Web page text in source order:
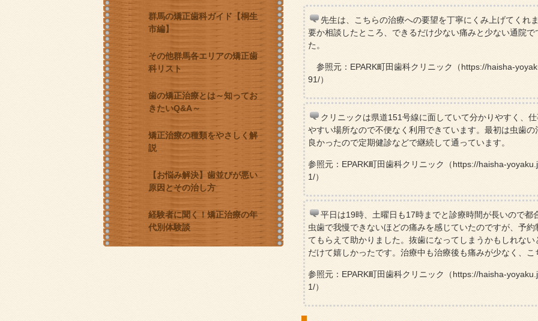
先生は、こちらの治療への要望を丁寧にくみ上げてくれ
要か相談したところ、できるだけ少ない痛みと少ない通院
た。
参照元：EPARK町田歯科クリニック（https://haisha-
91/）
クリニックは県道151号線に面していて分かりやすく、
やすい場所なので不便なく利用できています。最初は虫歯
良かったので定期健診などで継続して通っています。
参照元：EPARK町田歯科クリニック（https://haisha-
1/）
平日は19時、土曜日も17時までと診療時間が長いので
虫歯で我慢できないほどの痛みを感じていたのですが、予
てもらえて助かりました。抜歯になってしまうかもしれな
だけて嬉しかったです。治療中も治療後も痛みが少なく、
参照元：EPARK町田歯科クリニック（https://haisha-
1/）
群馬の矯正歯科ガイド【桐生
市編】
その他群馬各エリアの矯正歯
科リスト
歯の矯正治療とは～知ってお
きたいQ&A～
矯正治療の種類をやさしく解
説
【お悩み解決】歯並びが悪い
原因とその治し方
経験者に聞く！矯正治療の年
代別体験談